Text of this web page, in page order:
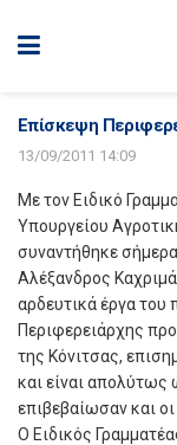
Επίσκεψη
13/09/2011 14:09
Με τον Ειδικό
Υπουργείου
συναντήθηκε
Αλέξανδρος
αρδευτικά έργα
Περιφερειάρχης
της Κόνιτσας,
και είναι απολύτως
επιβεβαίωσαν και
Ο Ειδικός